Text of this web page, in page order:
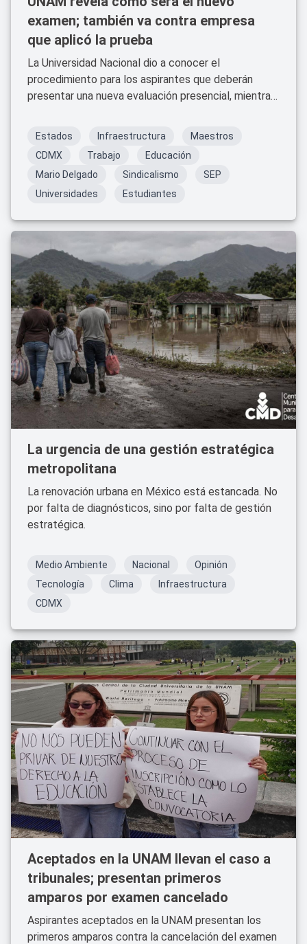
examen; también va contra empresa
que aplicó la prueba
La Universidad Nacional dio a conocer el
procedimiento para los aspirantes que deberán
presentar una nueva evaluación presencial, mientras
operó la plataforma del examen en línea.
Estados Infraestructura
Maestros
CDMX
Trabajo
Educación
Mario Delgado
Sindicalismo
SEP
Universidades
Estudiantes
La urgencia de una gestión estratégica
metropolitana
La renovación urbana en México está estancada. No
por falta de diagnósticos, sino por falta de gestión
estratégica.
Medio Ambiente Nacional
Opinión
Tecnología
Clima
Infraestructura
CDMX
Aceptados en la UNAM llevan el caso a
tribunales; presentan primeros
amparos por examen cancelado
Aspirantes aceptados en la UNAM presentan los
primeros amparos contra la cancelación del examen